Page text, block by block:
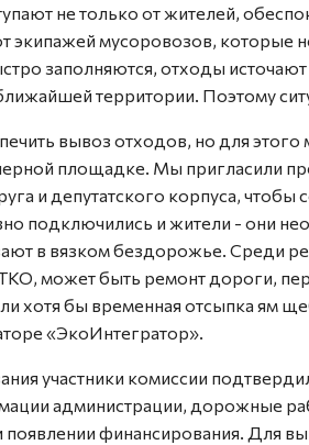
не только от жителей,
экипажей мусоровозов, которые
заполняются, отходы источают
территории. Поэтому
вывоз отходов, но для
площадке. Мы пригласили
и депутатского корпуса, чтобы
подключились и жители - они
в вязком бездорожье. Среди
может быть ремонт дороги,
хотя бы временная отсыпка ям
«ЭкоИнтегратор».
участники комиссии
администрации, дорожные
финансирования. Для